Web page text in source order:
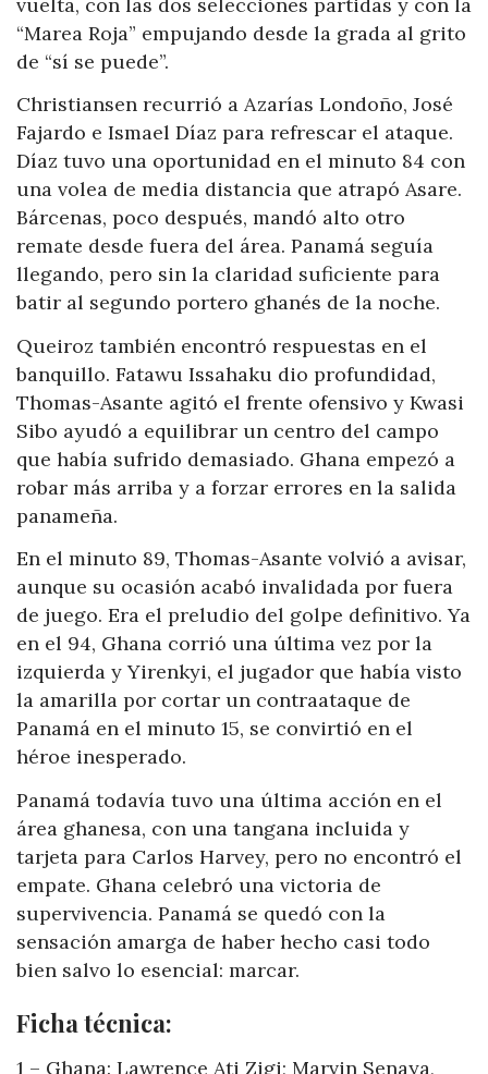
“Marea Roja” empujando desde la grada al grito
de “sí se puede”.
Christiansen recurrió a Azarías Londoño, José
Fajardo e Ismael Díaz para refrescar el ataque.
Díaz tuvo una oportunidad en el minuto 84 con
una volea de media distancia que atrapó Asare.
Bárcenas, poco después, mandó alto otro
remate desde fuera del área. Panamá seguía
llegando, pero sin la claridad suficiente para
batir al segundo portero ghanés de la noche.
Queiroz también encontró respuestas en el
banquillo. Fatawu Issahaku dio profundidad,
Thomas-Asante agitó el frente ofensivo y Kwasi
Sibo ayudó a equilibrar un centro del campo
que había sufrido demasiado. Ghana empezó a
robar más arriba y a forzar errores en la salida
panameña.
En el minuto 89, Thomas-Asante volvió a avisar,
aunque su ocasión acabó invalidada por fuera
de juego. Era el preludio del golpe definitivo. Ya
en el 94, Ghana corrió una última vez por la
izquierda y Yirenkyi, el jugador que había visto
la amarilla por cortar un contraataque de
Panamá en el minuto 15, se convirtió en el
héroe inesperado.
Panamá todavía tuvo una última acción en el
área ghanesa, con una tangana incluida y
tarjeta para Carlos Harvey, pero no encontró el
empate. Ghana celebró una victoria de
supervivencia. Panamá se quedó con la
sensación amarga de haber hecho casi todo
bien salvo lo esencial: marcar.
Ficha técnica:
1 – Ghana: Lawrence Ati Zigi; Marvin Senaya,